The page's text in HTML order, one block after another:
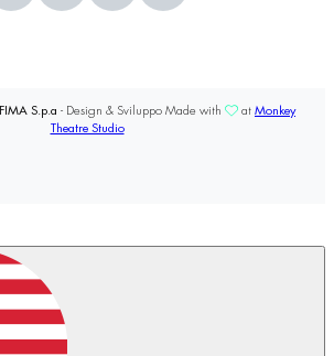
FIMA S.p.a - Design & Sviluppo Made with at Monkey
Theatre Studio